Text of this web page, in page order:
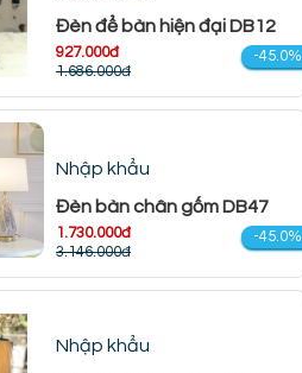
Đèn để bàn hiện đại DB12
927.000đ
1.686.000đ
-45.0%
Nhập khẩu
Đèn bàn chân gốm DB47
1.730.000đ
3.146.000đ
-45.0%
Nhập khẩu